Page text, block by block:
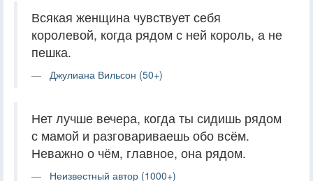
Всякая женщина чувствует себя
королевой, когда рядом с ней король, а не
пешка.
Джулиана Вильсон (50+)
Нет лучше вечера, когда ты сидишь рядом
с мамой и разговариваешь обо всём.
Неважно о чём, главное, она рядом.
Неизвестный автор (1000+)